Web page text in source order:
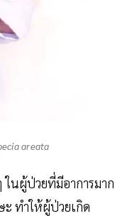
areata
นผู้ป่วยที่มีอาการมาก
ะ ทำให้ผู้ป่วยเกิด